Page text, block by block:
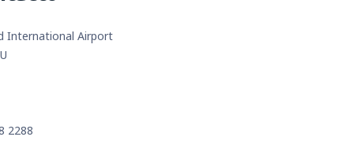
International Airport
2288